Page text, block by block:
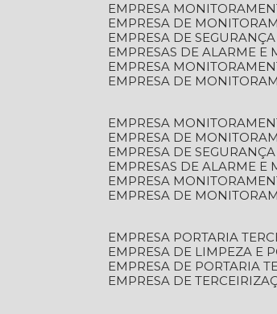
EMPRESA
EMPRESA DE
EMPRESA DE
EMPRESAS DE ALARME
EMPRESA
EMPRESA DE
EMPRESA
EMPRESA DE
EMPRESA DE
EMPRESAS DE ALARME
EMPRESA
EMPRESA DE
EMPRESA PORTARIA
EMPRESA DE LIMPEZA E
EMPRESA DE PORTARIA
EMPRESA DE